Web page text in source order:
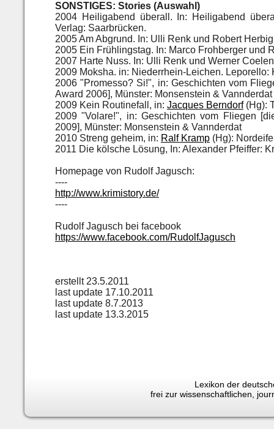
SONSTIGES: Stories (Auswahl)
2004 Heiligabend überall. In: Heiligabend
Verlag: Saarbrücken.
2005 Am Abgrund. In: Ulli Renk und Robert
2005 Ein Frühlingstag. In: Marco Frohberger und
2007 Harte Nuss. In: Ulli Renk und Werner
2009 Moksha. in: Niederrhein-Leichen. Leporello:
2006 "Promesso? Si!", in: Geschichten vom
Award 2006], Münster: Monsenstein & Vannderdat
2009 Kein Routinefall, in: Jacques Berndorf(Hg):
2009 "Volare!", in: Geschichten vom Fliegen
2009], Münster: Monsenstein & Vannderdat
2010 Streng geheim, in: Ralf Kramp (Hg):
2011 Die kölsche Lösung, In: Alexander Pfeiffer:
Homepage von Rudolf Jagusch:
----
http://www.krimistory.de/
----
Rudolf Jagusch bei facebook
https://www.facebook.com/RudolfJagusch
erstellt 23.5.2011
last update 17.10.2011
last update 8.7.2013
last update 13.3.2015
Lexikon der
frei zur wissenschaftlichen,